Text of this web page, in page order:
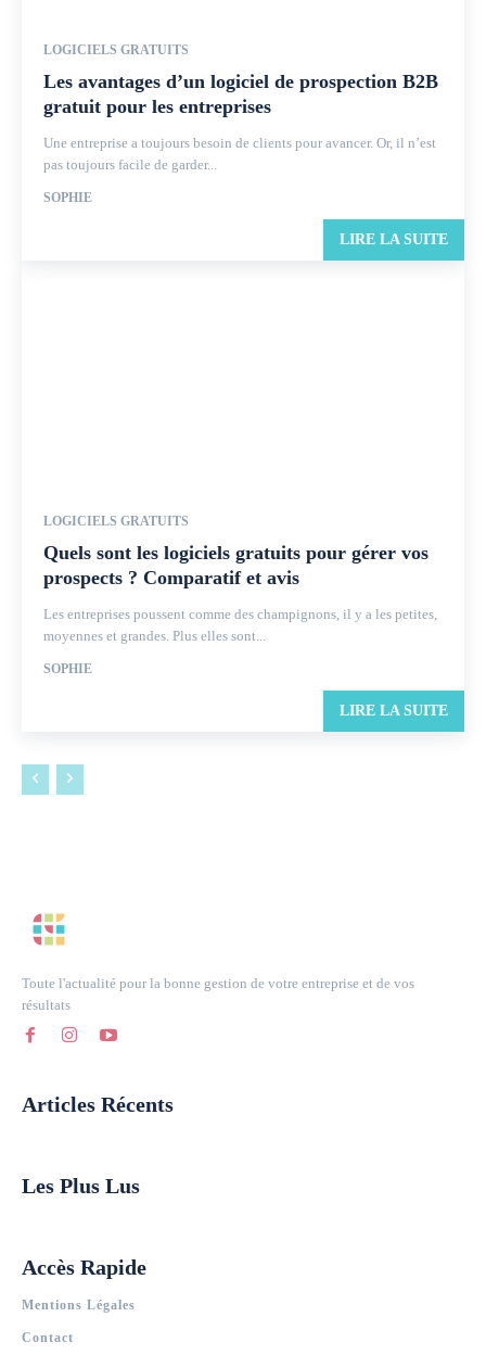
LOGICIELS GRATUITS
Les avantages d’un logiciel de prospection B2B
gratuit pour les entreprises
Une entreprise a toujours besoin de clients pour avancer. Or, il n’est
pas toujours facile de garder...
SOPHIE
LIRE LA SUITE
LOGICIELS GRATUITS
Quels sont les logiciels gratuits pour gérer vos
prospects ? Comparatif et avis
Les entreprises poussent comme des champignons, il y a les petites,
moyennes et grandes. Plus elles sont...
SOPHIE
LIRE LA SUITE
Toute l'actualité pour la bonne gestion de votre entreprise et de vos
résultats
Articles Récents
Les Plus Lus
Accès Rapide
Mentions Légales
Contact